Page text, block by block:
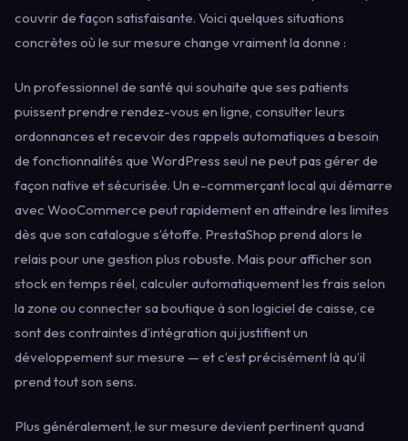
couvrir de façon satisfaisante. Voici quelques situations
concrètes où le sur mesure change vraiment la donne :
Un professionnel de santé qui souhaite que ses patients
puissent prendre rendez-vous en ligne, consulter leurs
ordonnances et recevoir des rappels automatiques a besoin
de fonctionnalités que WordPress seul ne peut pas gérer de
façon native et sécurisée. Un e-commerçant local qui démarre
avec WooCommerce peut rapidement en atteindre les limites
dès que son catalogue s’étoffe. PrestaShop prend alors le
relais pour une gestion plus robuste. Mais pour afficher son
stock en temps réel, calculer automatiquement les frais selon
la zone ou connecter sa boutique à son logiciel de caisse, ce
sont des contraintes d’intégration qui justifient un
développement sur mesure — et c’est précisément là qu’il
prend tout son sens.
Plus généralement, le sur mesure devient pertinent quand